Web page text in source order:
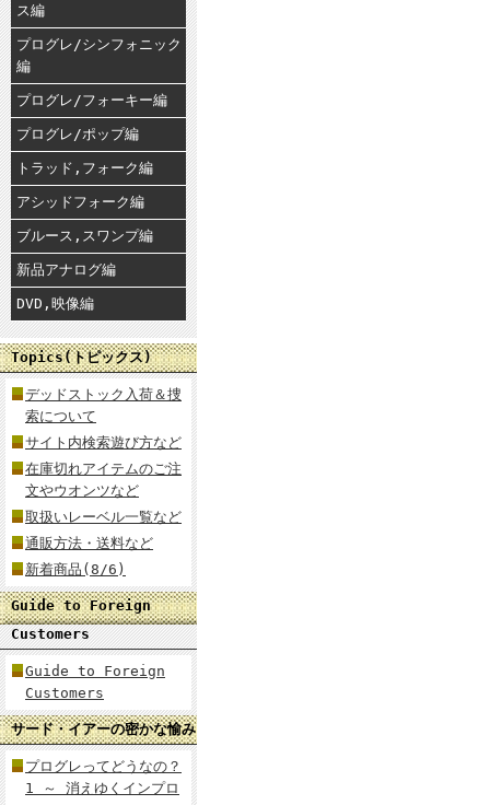
ス編
プログレ/シンフォニック
編
プログレ/フォーキー編
プログレ/ポップ編
トラッド,フォーク編
アシッドフォーク編
ブルース,スワンプ編
新品アナログ編
DVD,映像編
Topics(トピックス)
デッドストック入荷＆捜
索について
サイト内検索遊び方など
在庫切れアイテムのご注
文やウオンツなど
取扱いレーベル一覧など
通販方法・送料など
新着商品(8/6)
Guide to Foreign
Customers
Guide to Foreign
Customers
サード・イアーの密かな愉み
プログレってどうなの？
1 ～ 消えゆくインプロ